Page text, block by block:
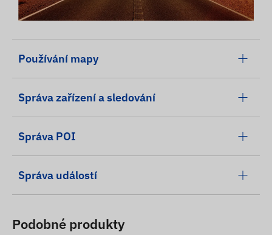
Používání mapy
Správa zařízení a sledování
Správa POI
Správa událostí
Podobné produkty